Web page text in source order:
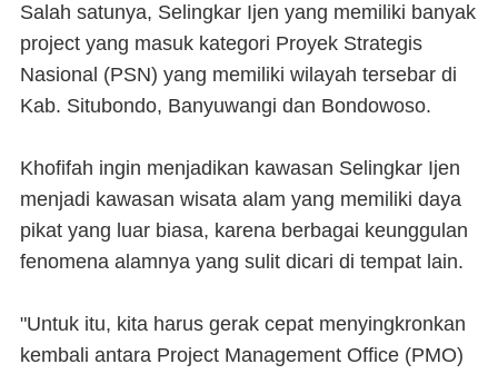
Salah satunya, Selingkar Ijen yang memiliki banyak
project yang masuk kategori Proyek Strategis
Nasional (PSN) yang memiliki wilayah tersebar di
Kab. Situbondo, Banyuwangi dan Bondowoso.
Khofifah ingin menjadikan kawasan Selingkar Ijen
menjadi kawasan wisata alam yang memiliki daya
pikat yang luar biasa, karena berbagai keunggulan
fenomena alamnya yang sulit dicari di tempat lain.
"Untuk itu, kita harus gerak cepat menyingkronkan
kembali antara Project Management Office (PMO)